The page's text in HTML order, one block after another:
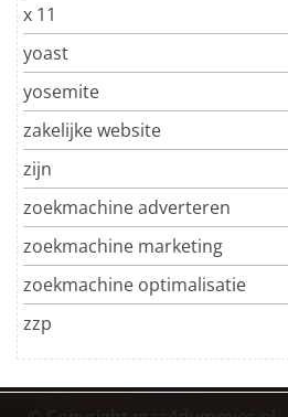
x 11
yoast
yosemite
zakelijke website
zijn
zoekmachine adverteren
zoekmachine marketing
zoekmachine optimalisatie
zzp